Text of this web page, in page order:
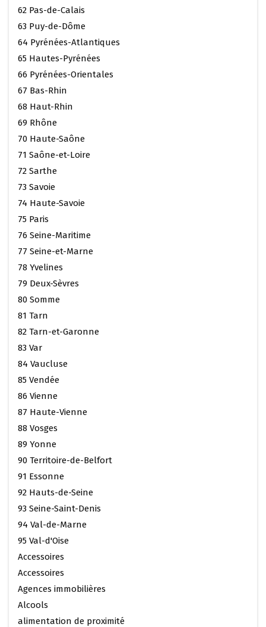
62 Pas-de-Calais
63 Puy-de-Dôme
64 Pyrénées-Atlantiques
65 Hautes-Pyrénées
66 Pyrénées-Orientales
67 Bas-Rhin
68 Haut-Rhin
69 Rhône
70 Haute-Saône
71 Saône-et-Loire
72 Sarthe
73 Savoie
74 Haute-Savoie
75 Paris
76 Seine-Maritime
77 Seine-et-Marne
78 Yvelines
79 Deux-Sèvres
80 Somme
81 Tarn
82 Tarn-et-Garonne
83 Var
84 Vaucluse
85 Vendée
86 Vienne
87 Haute-Vienne
88 Vosges
89 Yonne
90 Territoire-de-Belfort
91 Essonne
92 Hauts-de-Seine
93 Seine-Saint-Denis
94 Val-de-Marne
95 Val-d'Oise
Accessoires
Accessoires
Agences immobilières
Alcools
alimentation de proximité